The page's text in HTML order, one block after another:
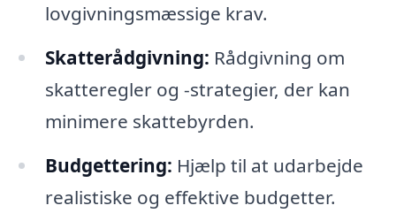
lovgivningsmæssige krav.
Skatterådgivning: Rådgivning om
skatteregler og -strategier, der kan
minimere skattebyrden.
Budgettering: Hjælp til at udarbejde
realistiske og effektive budgetter.